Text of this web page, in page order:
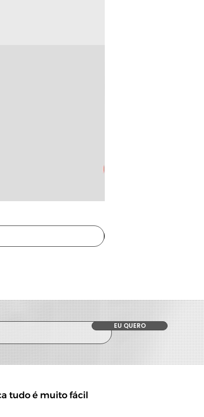
EU QUERO
tudo é muito fácil